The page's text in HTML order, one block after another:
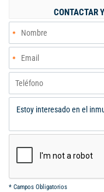
Parqueadero Propio
Área Infantil, Vigilancia
Ubicación Privilegiada a
Avenida Pasoancho, en
puestos de comercio y
como de los
Comercial Unicentro.
CONTACTAR
* Campos Obligatorios